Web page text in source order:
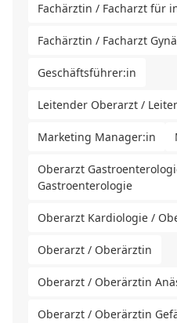
Fachärztin / Facharzt für
Fachärztin / Facharzt
Geschäftsführer:in
Leitender Oberarzt /
Marketing Manager:in
Oberarzt
Gastroenterologie
Oberarzt Kardiologie /
Oberarzt / Oberärztin
Oberarzt / Oberärztin
Oberarzt / Oberärztin